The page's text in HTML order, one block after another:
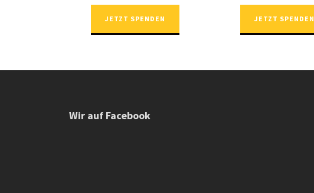
JETZT SPENDEN JETZT SPENDEN
Wir auf Facebook